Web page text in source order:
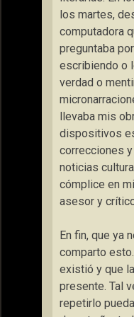
los martes,
computadora
preguntaba
escribiendo o
verdad o
llevaba mis
dispositivos
correcciones
noticias
cómplice en
asesor y
En fin, que ya
comparto
existió y que
presente. Tal
repetirlo